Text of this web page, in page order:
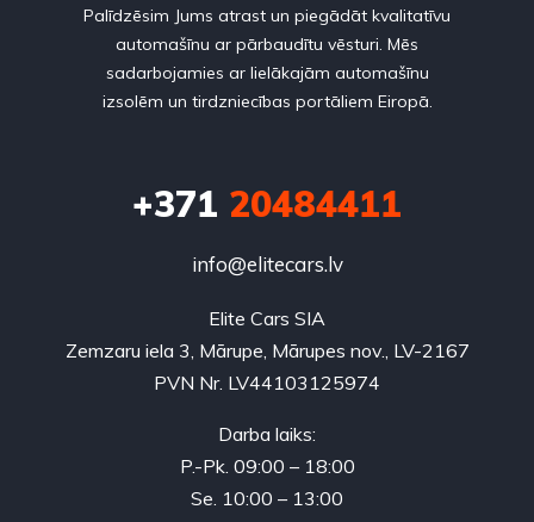
Palīdzēsim Jums atrast un piegādāt kvalitatīvu
automašīnu ar pārbaudītu vēsturi. Mēs
sadarbojamies ar lielākajām automašīnu
izsolēm un tirdzniecības portāliem Eiropā.
+371 20484411
info@elitecars.lv
Elite Cars SIA
Zemzaru iela 3, Mārupe, Mārupes nov., LV-2167
PVN Nr. LV44103125974
Darba laiks:
P.-Pk. 09:00 – 18:00
Se. 10:00 – 13:00